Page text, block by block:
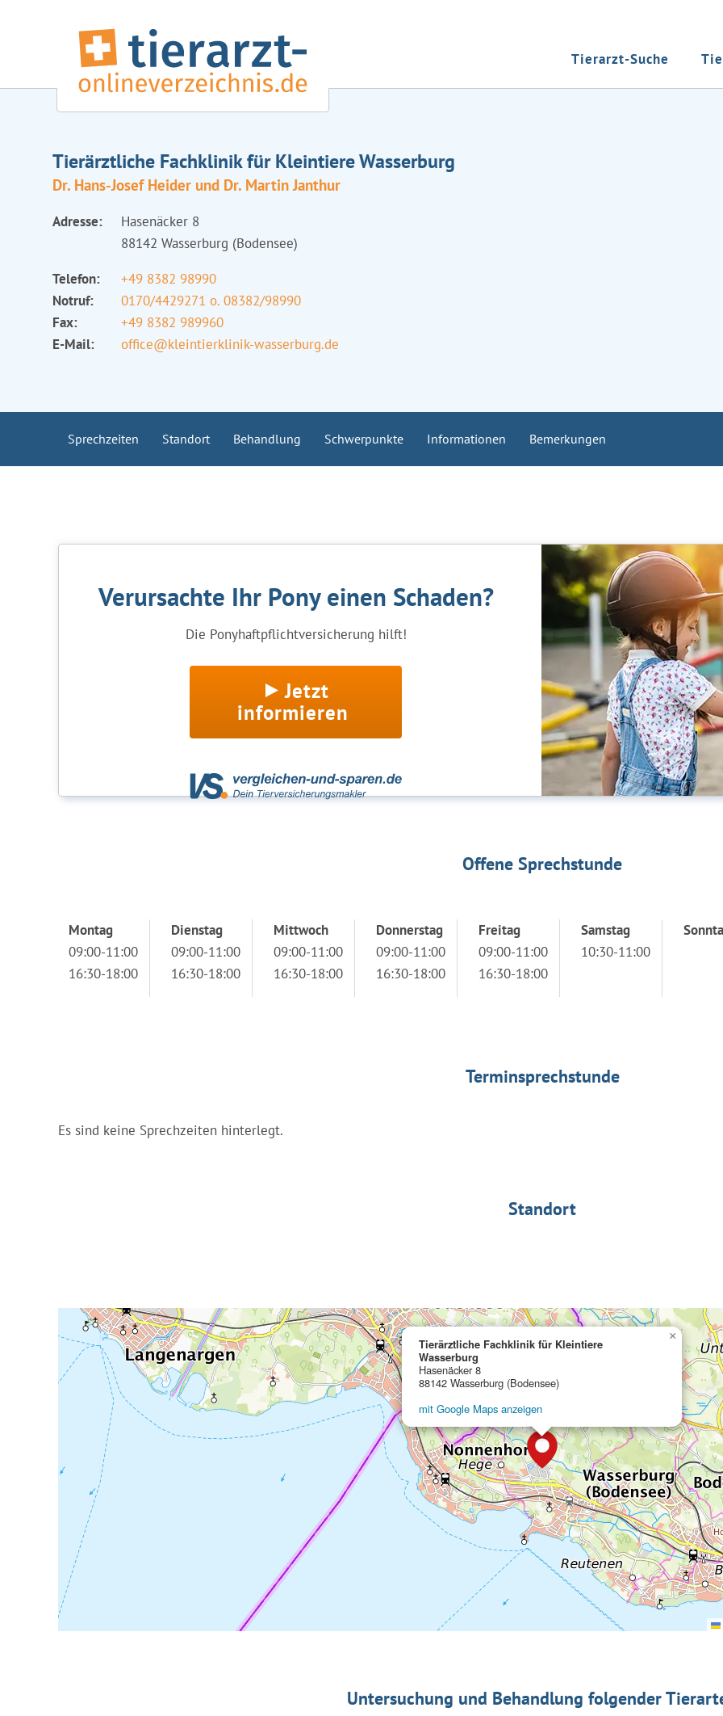
Tierarzt-Suche
Tierärztliche Fachklinik für Kleintiere Wasserburg
Dr. Hans-Josef Heider und Dr. Martin Janthur
Adresse:
Hasenäcker 8
88142 Wasserburg (Bodensee)
Telefon:
+49 8382 98990
Notruf:
0170/4429271 o. 08382/98990
Fax:
+49 8382 989960
E-Mail:
office@kleintierklinik-wasserburg.de
Sprechzeiten Standort Behandlung Schwerpunkte Informationen Bemerkungen
Verursachte Ihr Pony einen Schaden?
Die Ponyhaftpflichtversicherung hilft!
Jetzt
informieren
Offene Sprechstunde
Montag
09:00-11:00
16:30-18:00
Dienstag
09:00-11:00
16:30-18:00
Mittwoch
09:00-11:00
16:30-18:00
Donnerstag
09:00-11:00
16:30-18:00
Freitag
09:00-11:00
16:30-18:00
Samstag
10:30-11:00
Terminsprechstunde
Es sind keine Sprechzeiten hinterlegt.
Standort
Tierärztliche Fachklinik für Kleintiere
Wasserburg
Hasenäcker 8
88142 Wasserburg (Bodensee)
mit Google Maps anzeigen
×
Untersuchung und Behandlung folgender